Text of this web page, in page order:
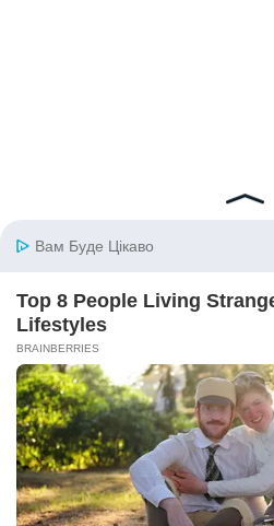
© 2026 iBilingua
Політика конфіденційності та
сайтом (Privacy Policy)